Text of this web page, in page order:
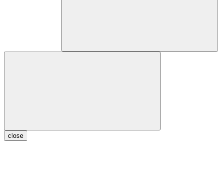
close